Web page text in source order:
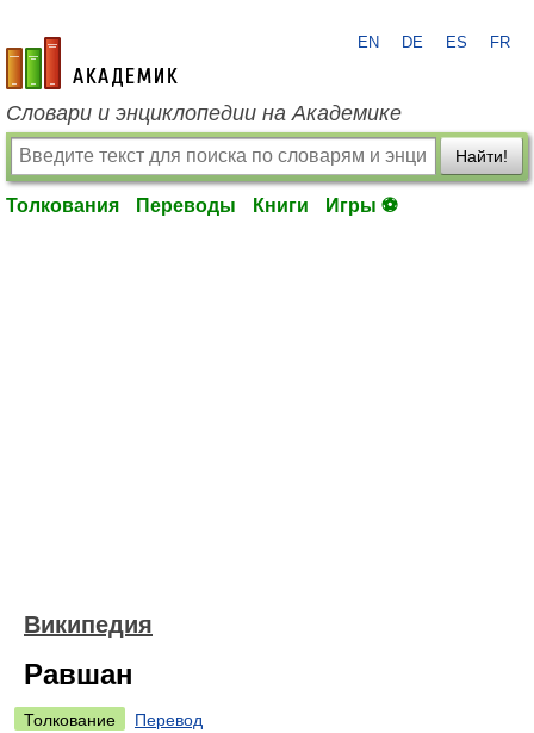
academic.ru
EN DE ES FR
Словари и энциклопедии на Академике
Найти!
Толкования Переводы Книги Игры ⚽
Википедия
Равшан
Толкование
Перевод